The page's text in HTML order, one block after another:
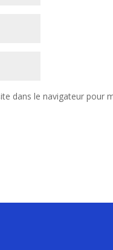
dans le navigateur pour